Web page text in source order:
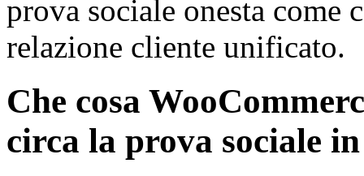
prova sociale onesta come
relazione cliente unificato.
Che cosa
circa la prova sociale